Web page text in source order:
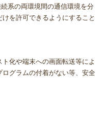
系の両環境間の通信環境を分
を許可できるようにすること
化や端末への画面転送等によ
グラムの付着がない等、安全